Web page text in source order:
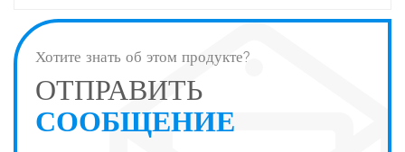
Хотите знать об этом продукте?
ОТПРАВИТЬ
СООБЩЕНИЕ